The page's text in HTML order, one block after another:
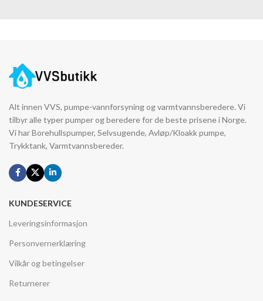
Alt innen VVS, pumpe-vannforsyning og varmtvannsberedere. Vi
tilbyr alle typer pumper og beredere for de beste prisene i Norge.
Vi har Borehullspumper, Selvsugende, Avløp/Kloakk pumpe,
Trykktank, Varmtvannsbereder.
KUNDESERVICE
Leveringsinformasjon
Personvernerklæring
Vilkår og betingelser
Returnerer